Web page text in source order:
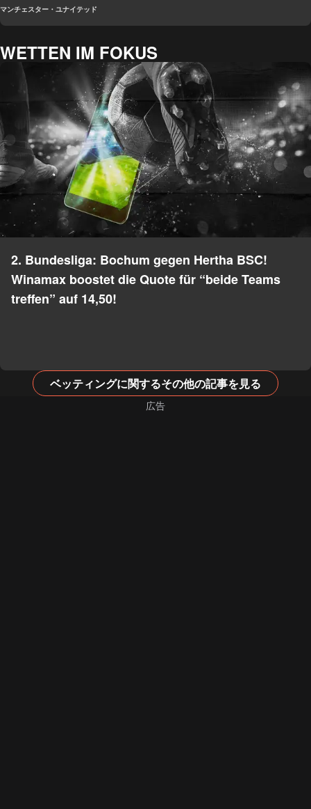
マンチェスター・ユナイテッド
WETTEN IM FOKUS
2. Bundesliga: Bochum gegen Hertha BSC!
Winamax boostet die Quote für “beide Teams
treffen” auf 14,50!
ベッティングに関するその他の記事を見る